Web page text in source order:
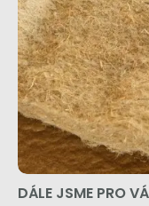
DÁLE JSME PRO